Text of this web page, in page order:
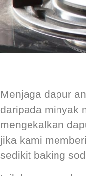
Menjaga dapur
daripada minyak
mengekalkan
jika kami
sedikit baking